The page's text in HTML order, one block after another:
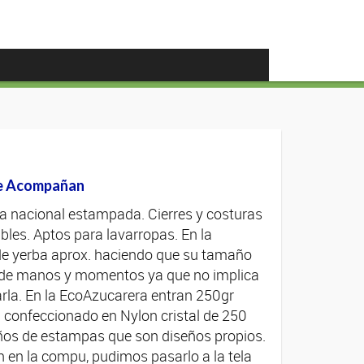
Acompañan
nacional estampada. Cierres y costuras
Aptos para lavarropas. En la
yerba aprox. haciendo que su tamaño
manos y momentos ya que no implica
En la EcoAzucarera entran 250gr
en Nylon cristal de 250
de estampas que son diseños propios.
en la compu, pudimos pasarlo a la tela